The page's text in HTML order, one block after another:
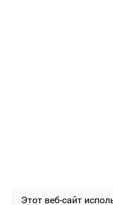
Этот веб-сайт